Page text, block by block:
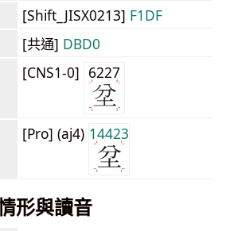
[Shift_JISX0213] F1DF
[共通] DBD0
[CNS1-0] 6227
[Pro] (aj4) 14423
形與讀音